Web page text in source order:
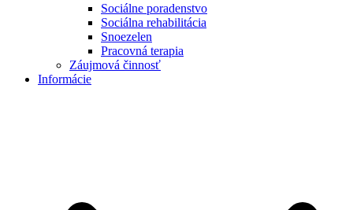
Sociálne poradenstvo
Sociálna rehabilitácia
Snoezelen
Pracovná terapia
Záujmová činnosť
Informácie